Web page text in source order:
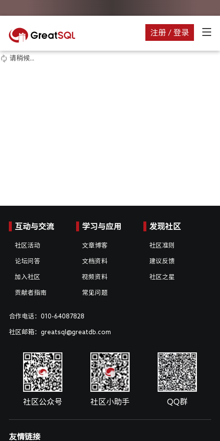
注册 / 登录
请稍候...
互动与交流
社区活动
论坛问答
加入社区
贡献者指南
学习与应用
文章博客
文档资料
视频资料
常见问题
发现社区
社区准则
建议反馈
社区之星
合作电话：010-64087828
社区邮箱：greatsql@greatdb.com
社区公众号 社区小助手 QQ群
友情链接